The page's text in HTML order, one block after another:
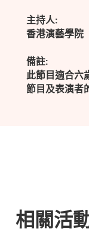
主持人:
香港演藝學院
備註:
此節目適合六
節目及表演者
相關活